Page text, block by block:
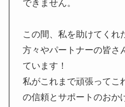
できません。
この間、私を助けてくれ
方々やパートナーの皆さ
ています！
私がこれまで頑張ってこ
の信頼とサポートのおか